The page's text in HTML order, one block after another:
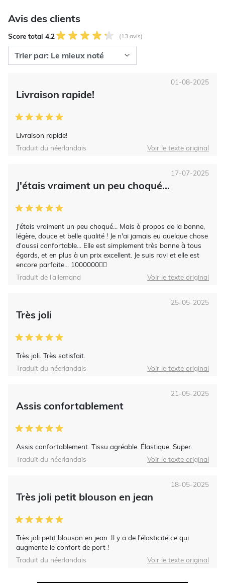
Avis des clients
Score total 4.2 (13 avis)
Livraison rapide!
Livraison rapide!
01-08-2025
Traduit du néerlandais Voir le texte original
J'étais vraiment un peu choqué...
J'étais vraiment un peu choqué... Mais à propos de la bonne,
légère, douce et belle qualité ! Je n'ai jamais eu quelque chose
d'aussi confortable... Elle est simplement très bonne à tous
égards, et en plus à un prix excellent. Je suis ravi et elle est
encore parfaite... 1000000👍🏻
17-07-2025
Traduit de l’allemand Voir le texte original
Très joli
Très joli. Très satisfait.
25-05-2025
Traduit du néerlandais Voir le texte original
Assis confortablement
Assis confortablement. Tissu agréable. Élastique. Super.
21-05-2025
Traduit du néerlandais Voir le texte original
Très joli petit blouson en jean
Très joli petit blouson en jean. Il y a de l'élasticité ce qui
augmente le confort de port !
18-05-2025
Traduit du néerlandais Voir le texte original